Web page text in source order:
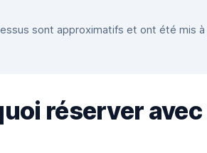
sont approximatifs et ont été mis
réserver avec